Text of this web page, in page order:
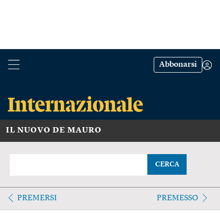
Abbonarsi
IL NUOVO DE MAURO
CERCA
PREMERSI PREMESSO